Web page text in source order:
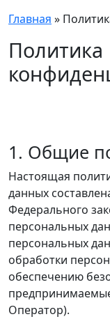
Главная »
Политика
1. Общие
Настоящая
данных
Федерального
персональных
персональных
обработки
обеспечению
Оператор).